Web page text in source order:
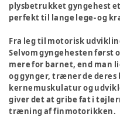
plysbetrukket gyngehest
perfekt til lange lege- og
Fra leg til motorisk
Selvom gyngehesten først
mere for barnet, end man
og gynger, træner de deres
kernemuskulatur og
giver det at gribe fat i
træning af finmotorikken.